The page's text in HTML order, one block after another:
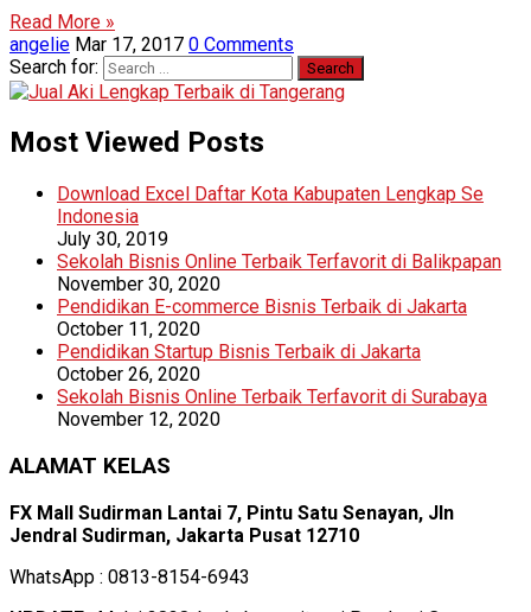
Read More »
angelie Mar 17, 2017 0 Comments
Search for:
Most Viewed Posts
Download Excel Daftar Kota Kabupaten Lengkap Se
Indonesia
July 30, 2019
Sekolah Bisnis Online Terbaik Terfavorit di Balikpapan
November 30, 2020
Pendidikan E-commerce Bisnis Terbaik di Jakarta
October 11, 2020
Pendidikan Startup Bisnis Terbaik di Jakarta
October 26, 2020
Sekolah Bisnis Online Terbaik Terfavorit di Surabaya
November 12, 2020
ALAMAT KELAS
FX Mall Sudirman Lantai 7, Pintu Satu Senayan, Jln
Jendral Sudirman, Jakarta Pusat 12710
WhatsApp : 0813-8154-6943